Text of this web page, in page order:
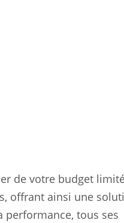
de votre budget
offrant ainsi une
performance, tous ses